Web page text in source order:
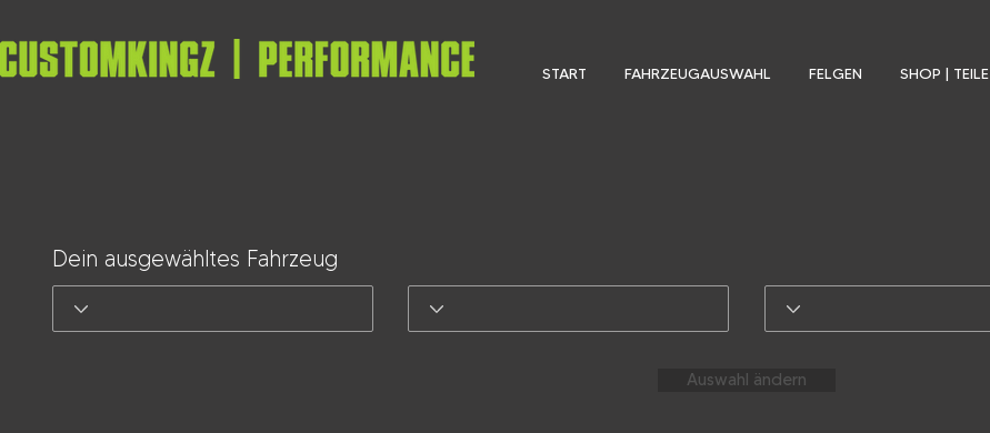
START FAHRZEUGAUSWAHL FELGEN SHOP | TEILE
Dein ausgewähltes Fahrzeug
Auswahl ändern